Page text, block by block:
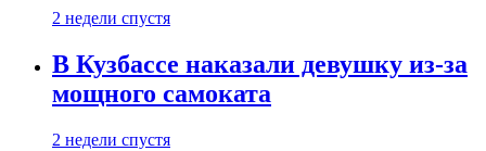
2 недели спустя
В Кузбассе наказали девушку из-за
мощного самоката
2 недели спустя